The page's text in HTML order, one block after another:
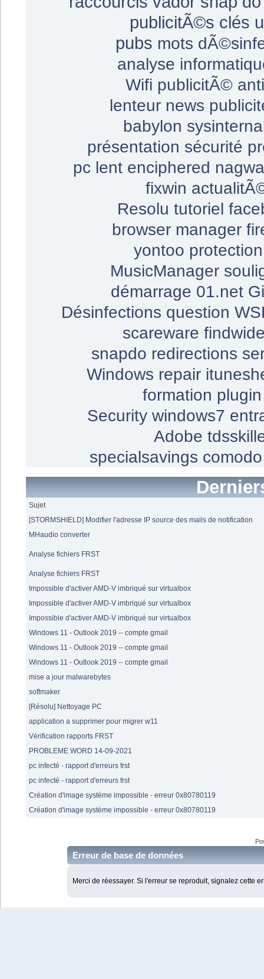
publicitÃ©s clés
pubs mots
analyse
Wifi publicitÃ© anti
lenteur news
babylon
présentation sécurité
pc lent enciphered
fixwin
Resolu tutoriel
browser manager
yontoo protection
MusicManager
démarrage 01.net
Désinfections question
scareware
snapdo redirections
Windows repair
formation plugin
Security windows7
Adobe
specialsavings comodo
Sujet
[STORMSHIELD] Modifier l'adresse IP source des mails de notification
MHaudio converter
Analyse fichiers FRST
Analyse fichiers FRST
Impossible d'activer AMD-V imbriqué sur virtualbox
Impossible d'activer AMD-V imbriqué sur virtualbox
Impossible d'activer AMD-V imbriqué sur virtualbox
Windows 11 - Outlook 2019 -- compte gmail
Windows 11 - Outlook 2019 -- compte gmail
Windows 11 - Outlook 2019 -- compte gmail
mise a jour malwarebytes
softmaker
[Résolu] Nettoyage PC
application a supprimer pour migrer w11
Vérification rapports FRST
PROBLEME WORD 14-09-2021
pc infecté - rapport d'erreurs frst
pc infecté - rapport d'erreurs frst
Création d'image système impossible - erreur 0x80780119
Création d'image système impossible - erreur 0x80780119
Erreur de base de données
Merci de réessayer. Si l'erreur se reproduit, signalez cette